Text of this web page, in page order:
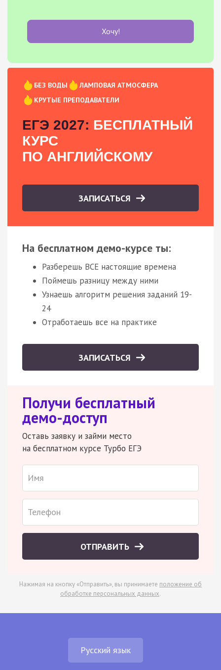
Хочу!
БЕЗ ВОДЫ
ЛАМПОВАЯ АТМОСФЕРА
КРУТЫЕ ПРЕПОДАВАТЕЛИ
ЕГЭ 2027: БЕСПЛАТНЫЙ
КУРС
ПО АНГЛИЙСКОМУ
ЗАПИСАТЬСЯ
На бесплатном демо-курсе ты:
Разберешь ВСЕ настоящие времена
Поймешь разницу между ними
Узнаешь алгоритм решения заданий 19-
24
Отработаешь все на практике
ЗАПИСАТЬСЯ
Получи бесплатный
демо-доступ
Оставь заявку и займи место
на бесплатном курсе Турбо ЕГЭ
ОТПРАВИТЬ
Нажимая на кнопку «Отправить», вы принимаете положение об
обработке персональных данных.
Русский язык